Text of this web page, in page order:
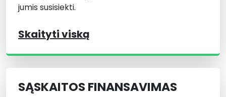
jumis susisiekti.
Skaityti viską
SĄSKAITOS FINANSAVIMAS